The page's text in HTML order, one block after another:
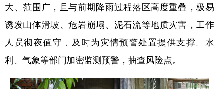
大、范围广，且与前期降雨过程落区高度重叠，极易
诱发山体滑坡、危岩崩塌、泥石流等地质灾害，工作
人员彻夜值守，及时为灾情预警处置提供支撑。水
利、气象等部门加密监测预警，抽查风险点。